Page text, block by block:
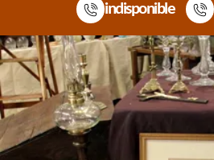
indisponible